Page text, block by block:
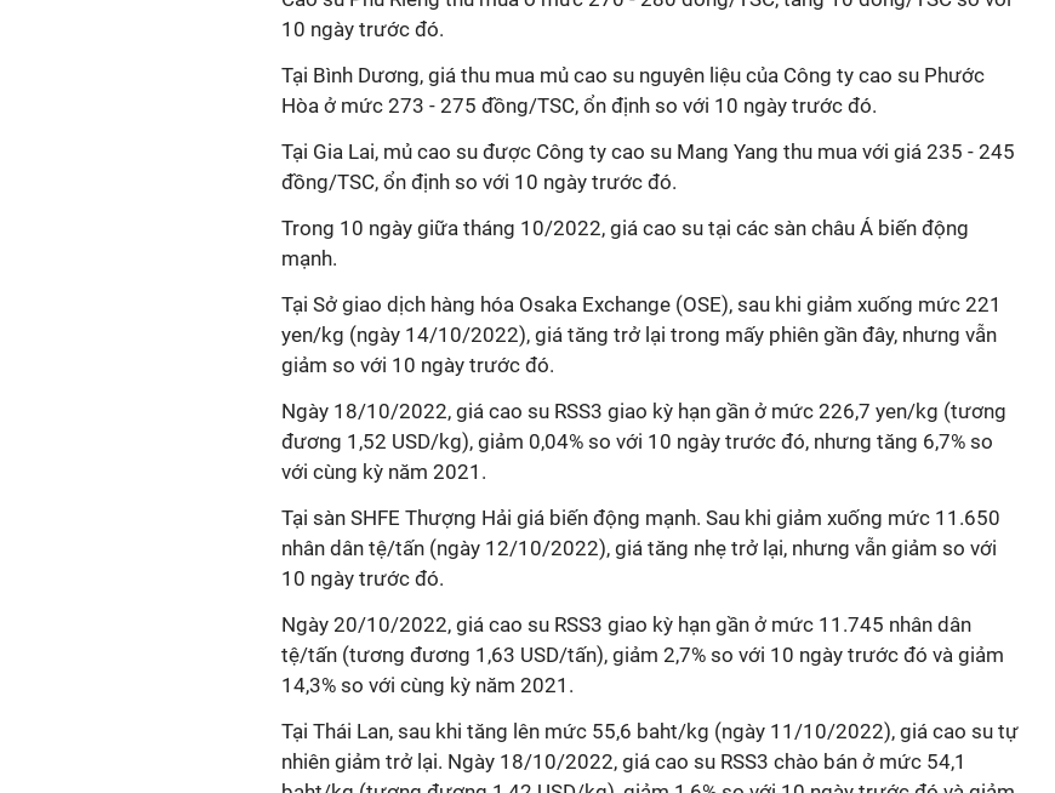
10 ngày trước đó.
Tại Bình Dương, giá thu mua mủ cao su nguyên liệu của Công ty cao su Phước
Hòa ở mức 273 - 275 đồng/TSC, ổn định so với 10 ngày trước đó.
Tại Gia Lai, mủ cao su được Công ty cao su Mang Yang thu mua với giá 235 - 245
đồng/TSC, ổn định so với 10 ngày trước đó.
Trong 10 ngày giữa tháng 10/2022, giá cao su tại các sàn châu Á biến động
mạnh.
Tại Sở giao dịch hàng hóa Osaka Exchange (OSE), sau khi giảm xuống mức 221
yen/kg (ngày 14/10/2022), giá tăng trở lại trong mấy phiên gần đây, nhưng vẫn
giảm so với 10 ngày trước đó.
Ngày 18/10/2022, giá cao su RSS3 giao kỳ hạn gần ở mức 226,7 yen/kg (tương
đương 1,52 USD/kg), giảm 0,04% so với 10 ngày trước đó, nhưng tăng 6,7% so
với cùng kỳ năm 2021.
Tại sàn SHFE Thượng Hải giá biến động mạnh. Sau khi giảm xuống mức 11.650
nhân dân tệ/tấn (ngày 12/10/2022), giá tăng nhẹ trở lại, nhưng vẫn giảm so với
10 ngày trước đó.
Ngày 20/10/2022, giá cao su RSS3 giao kỳ hạn gần ở mức 11.745 nhân dân
tệ/tấn (tương đương 1,63 USD/tấn), giảm 2,7% so với 10 ngày trước đó và giảm
14,3% so với cùng kỳ năm 2021.
Tại Thái Lan, sau khi tăng lên mức 55,6 baht/kg (ngày 11/10/2022), giá cao su tự
nhiên giảm trở lại. Ngày 18/10/2022, giá cao su RSS3 chào bán ở mức 54,1